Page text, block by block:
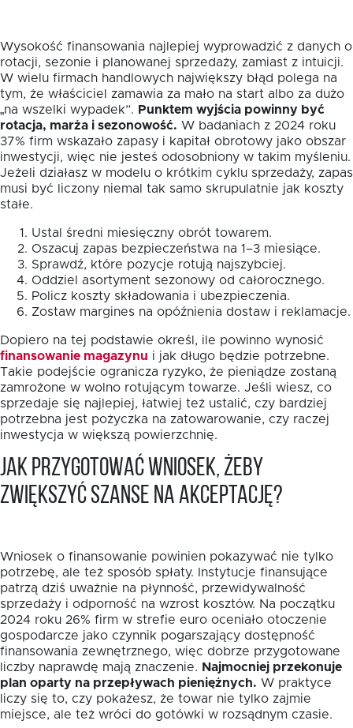
Wysokość finansowania najlepiej wyprowadzić z danych o
rotacji, sezonie i planowanej sprzedaży, zamiast z intuicji.
W wielu firmach handlowych największy błąd polega na
tym, że właściciel zamawia za mało na start albo za dużo
„na wszelki wypadek”. Punktem wyjścia powinny być
rotacja, marża i sezonowość. W badaniach z 2024 roku
37% firm wskazało zapasy i kapitał obrotowy jako obszar
inwestycji, więc nie jesteś odosobniony w takim myśleniu.
Jeżeli działasz w modelu o krótkim cyklu sprzedaży, zapas
musi być liczony niemal tak samo skrupulatnie jak koszty
stałe.
Ustal średni miesięczny obrót towarem.
Oszacuj zapas bezpieczeństwa na 1–3 miesiące.
Sprawdź, które pozycje rotują najszybciej.
Oddziel asortyment sezonowy od całorocznego.
Policz koszty składowania i ubezpieczenia.
Zostaw margines na opóźnienia dostaw i reklamacje.
Dopiero na tej podstawie określ, ile powinno wynosić
finansowanie magazynu i jak długo będzie potrzebne.
Takie podejście ogranicza ryzyko, że pieniądze zostaną
zamrożone w wolno rotującym towarze. Jeśli wiesz, co
sprzedaje się najlepiej, łatwiej też ustalić, czy bardziej
potrzebna jest pożyczka na zatowarowanie, czy raczej
inwestycja w większą powierzchnię.
Jak przygotować wniosek, żeby
zwiększyć szanse na akceptację?
Wniosek o finansowanie powinien pokazywać nie tylko
potrzebę, ale też sposób spłaty. Instytucje finansujące
patrzą dziś uważnie na płynność, przewidywalność
sprzedaży i odporność na wzrost kosztów. Na początku
2024 roku 26% firm w strefie euro oceniało otoczenie
gospodarcze jako czynnik pogarszający dostępność
finansowania zewnętrznego, więc dobrze przygotowane
liczby naprawdę mają znaczenie. Najmocniej przekonuje
plan oparty na przepływach pieniężnych. W praktyce
liczy się to, czy pokażesz, że towar nie tylko zajmie
miejsce, ale też wróci do gotówki w rozsądnym czasie.